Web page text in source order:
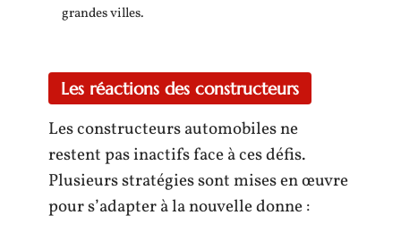
grandes villes.
Les réactions des constructeurs
Les constructeurs automobiles ne
restent pas inactifs face à ces défis.
Plusieurs stratégies sont mises en œuvre
pour s’adapter à la nouvelle donne :